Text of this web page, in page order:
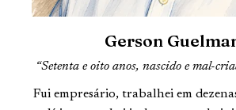
Gerson
“Setenta e oito anos, nascido e mal-
Fui empresário, trabalhei em